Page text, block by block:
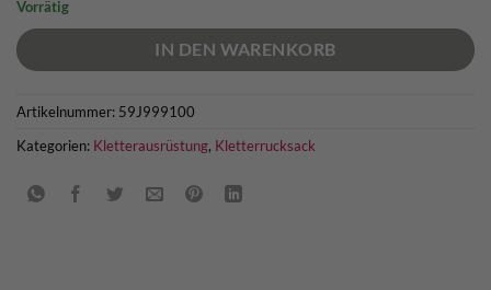
Vorrätig
IN DEN WARENKORB
Artikelnummer: 59J999100
Kategorien: Kletterausrüstung, Kletterrucksack